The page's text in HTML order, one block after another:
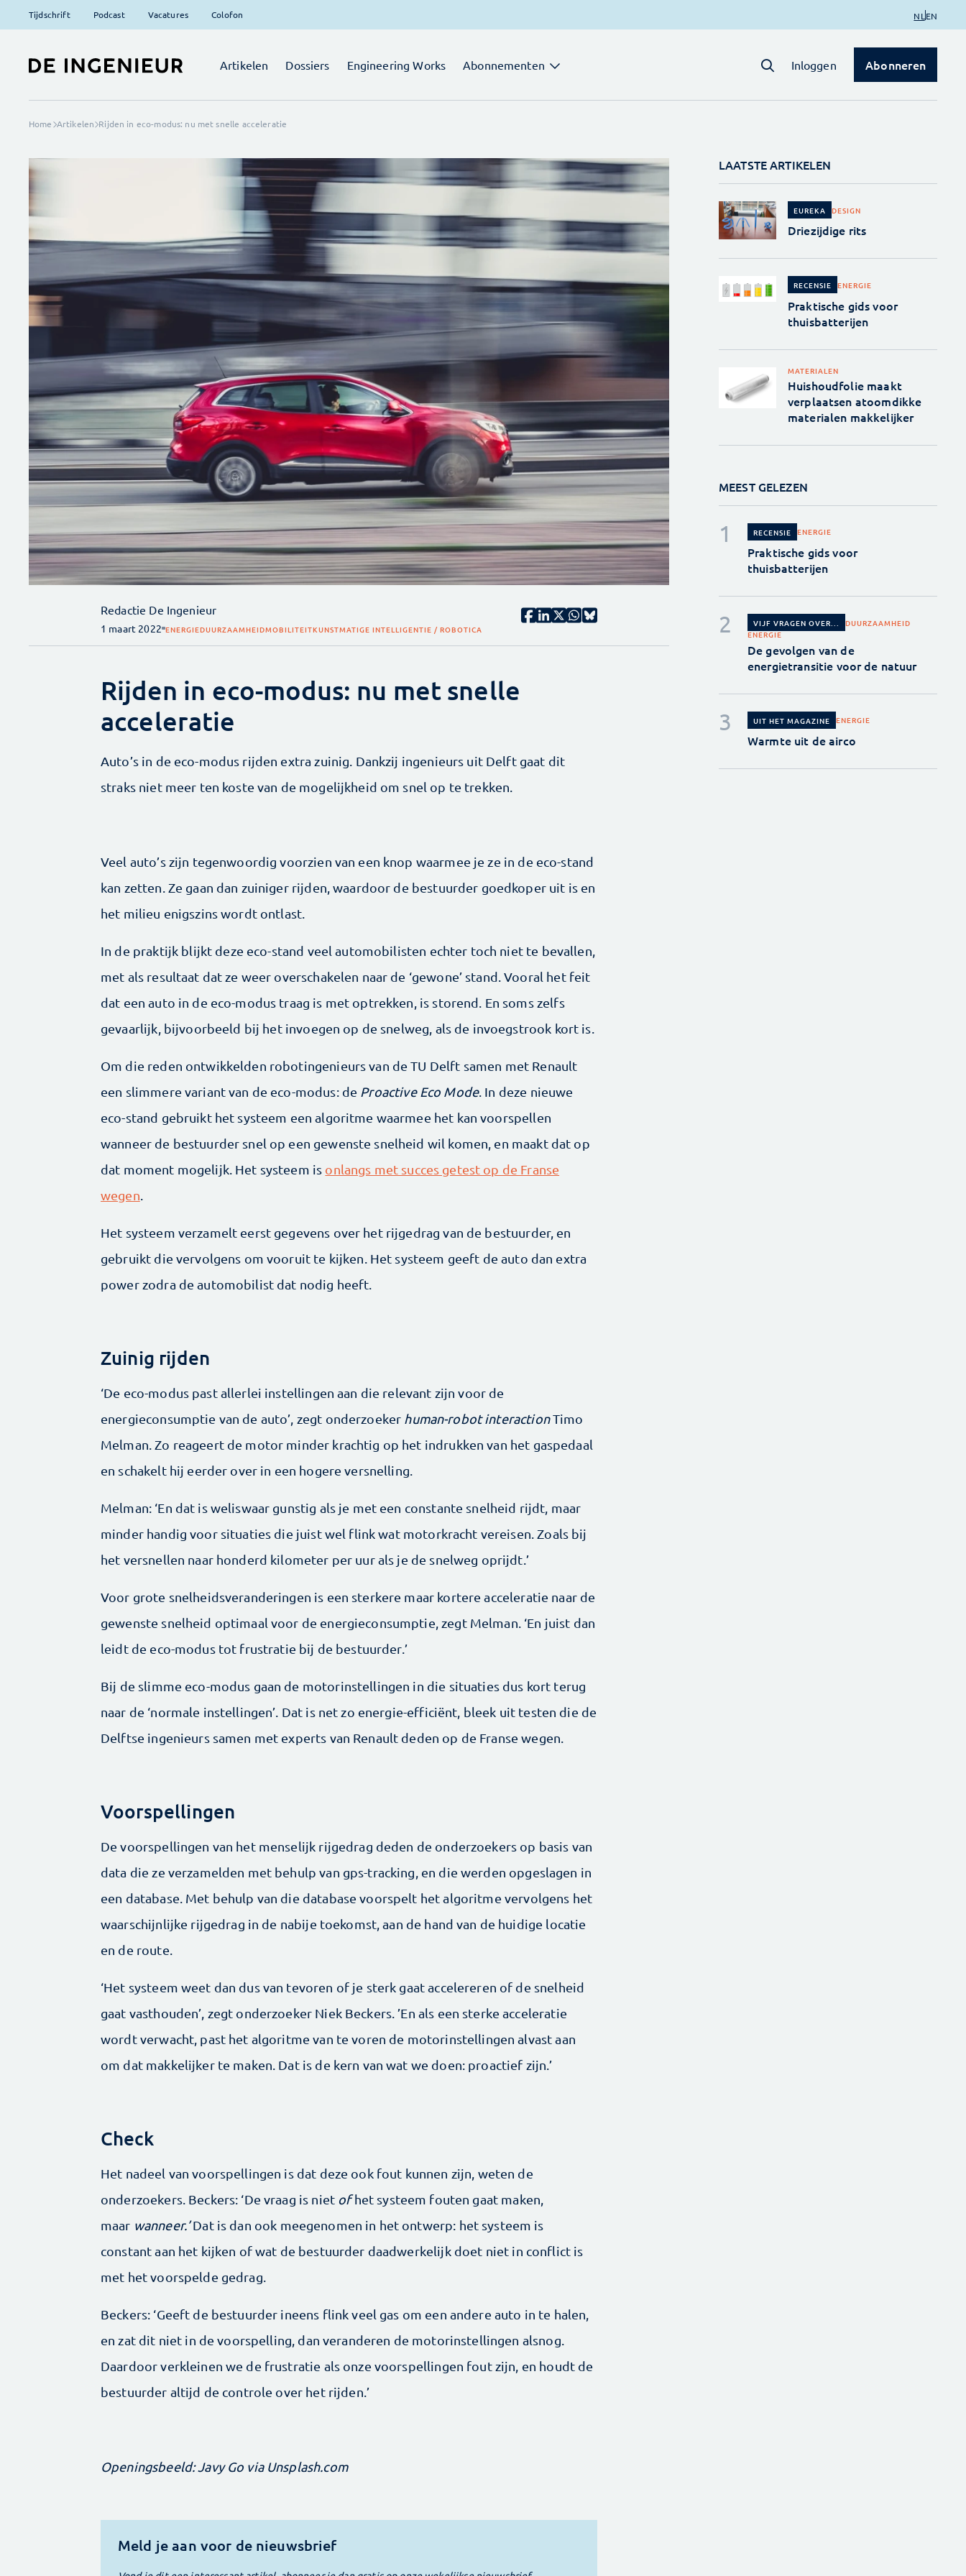
Tijdschrift Podcast Vacatures Colofon NL EN
Artikelen Dossiers Engineering Works Abonnementen Inloggen Abonneren
Home Artikelen Rijden in eco-modus: nu met snelle acceleratie
Redactie De Ingenieur
1 maart 2022 ENERGIEDUURZAAMHEIDMOBILITEITKUNSTMATIGE INTELLIGENTIE / ROBOTICA
Rijden in eco-modus: nu met snelle
acceleratie
Auto’s in de eco-modus rijden extra zuinig. Dankzij ingenieurs uit Delft gaat dit
straks niet meer ten koste van de mogelijkheid om snel op te trekken.
Veel auto’s zijn tegenwoordig voorzien van een knop waarmee je ze in de eco-stand
kan zetten. Ze gaan dan zuiniger rijden, waardoor de bestuurder goedkoper uit is en
het milieu enigszins wordt ontlast.
In de praktijk blijkt deze eco-stand veel automobilisten echter toch niet te bevallen,
met als resultaat dat ze weer overschakelen naar de ‘gewone’ stand. Vooral het feit
dat een auto in de eco-modus traag is met optrekken, is storend. En soms zelfs
gevaarlijk, bijvoorbeeld bij het invoegen op de snelweg, als de invoegstrook kort is.
Om die reden ontwikkelden robotingenieurs van de TU Delft samen met Renault
een slimmere variant van de eco-modus: de Proactive Eco Mode. In deze nieuwe
eco-stand gebruikt het systeem een algoritme waarmee het kan voorspellen
wanneer de bestuurder snel op een gewenste snelheid wil komen, en maakt dat op
dat moment mogelijk. Het systeem is onlangs met succes getest op de Franse
wegen
Het systeem verzamelt eerst gegevens over het rijgedrag van de bestuurder, en
gebruikt die vervolgens om vooruit te kijken. Het systeem geeft de auto dan extra
power zodra de automobilist dat nodig heeft.
Zuinig rijden
‘De eco-modus past allerlei instellingen aan die relevant zijn voor de
energieconsumptie van de auto’, zegt onderzoeker human-robot interactionTimo
Melman. Zo reageert de motor minder krachtig op het indrukken van het gaspedaal
en schakelt hij eerder over in een hogere versnelling.
Melman: ‘En dat is weliswaar gunstig als je met een constante snelheid rijdt, maar
minder handig voor situaties die juist wel flink wat motorkracht vereisen. Zoals bij
het versnellen naar honderd kilometer per uur als je de snelweg oprijdt.’
Voor grote snelheidsveranderingen is een sterkere maar kortere acceleratie naar de
gewenste snelheid optimaal voor de energieconsumptie, zegt Melman. ‘En juist dan
leidt de eco-modus tot frustratie bij de bestuurder.’
Bij de slimme eco-modus gaan de motorinstellingen in die situaties dus kort terug
naar de ‘normale instellingen’. Dat is net zo energie-efficiënt, bleek uit testen die de
Delftse ingenieurs samen met experts van Renault deden op de Franse wegen.
Voorspellingen
De voorspellingen van het menselijk rijgedrag deden de onderzoekers op basis van
data die ze verzamelden met behulp van gps-tracking, en die werden opgeslagen in
een database. Met behulp van die database voorspelt het algoritme vervolgens het
waarschijnlijke rijgedrag in de nabije toekomst, aan de hand van de huidige locatie
en de route.
‘Het systeem weet dan dus van tevoren of je sterk gaat accelereren of de snelheid
gaat vasthouden’, zegt onderzoeker Niek Beckers. ’En als een sterke acceleratie
wordt verwacht, past het algoritme van te voren de motorinstellingen alvast aan
om dat makkelijker te maken. Dat is de kern van wat we doen: proactief zijn.’
Check
Het nadeel van voorspellingen is dat deze ook fout kunnen zijn, weten de
onderzoekers. Beckers: ‘De vraag is niet ofhet systeem fouten gaat maken,
maar wanneer.’Dat is dan ook meegenomen in het ontwerp: het systeem is
constant aan het kijken of wat de bestuurder daadwerkelijk doet niet in conflict is
met het voorspelde gedrag.
Beckers: ‘Geeft de bestuurder ineens flink veel gas om een andere auto in te halen,
en zat dit niet in de voorspelling, dan veranderen de motorinstellingen alsnog.
Daardoor verkleinen we de frustratie als onze voorspellingen fout zijn, en houdt de
bestuurder altijd de controle over het rijden.’
Openingsbeeld: Javy Go via Unsplash.com
Meld je aan voor de nieuwsbrief
LAATSTE ARTIKELEN
EUREKA DESIGN
Driezijdige rits
RECENSIE ENERGIE
Praktische gids voor
thuisbatterijen
MATERIALEN
Huishoudfolie maakt
verplaatsen atoomdikke
materialen makkelijker
MEEST GELEZEN
RECENSIE ENERGIE
Praktische gids voor
thuisbatterijen
VIJF VRAGEN OVER...
DUURZAAMHEID
ENERGIE
De gevolgen van de
energietransitie voor de natuur
UIT HET MAGAZINE ENERGIE
Warmte uit de airco